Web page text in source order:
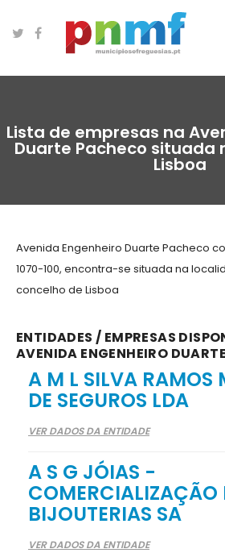
Lista de empresas na
Duarte Pacheco situada
Lisboa
Avenida Engenheiro Duarte Pacheco
1070-100, encontra-se situada na
concelho de Lisboa
ENTIDADES / EMPRESAS
AVENIDA ENGENHEIRO
A M L SILVA RAMOS
DE SEGUROS LDA
VER DADOS DA ENTIDADE
A S G JÓIAS -
COMERCIALIZAÇÃO
BIJOUTERIAS SA
VER DADOS DA ENTIDADE